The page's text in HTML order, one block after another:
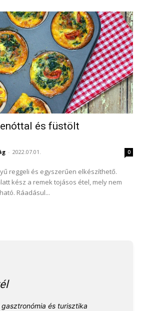
és füstölt
- 2022.07.01. 0
reggeli és egyszerűen elkészíthető.
kész a remek tojásos étel, mely nem
Ráadásul...
és turisztika